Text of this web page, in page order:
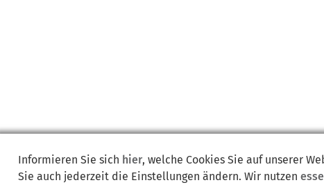
Informieren Sie sich hier, welche Cookies Sie auf unserer
Sie auch jederzeit die Einstellungen ändern. Wir nutzen